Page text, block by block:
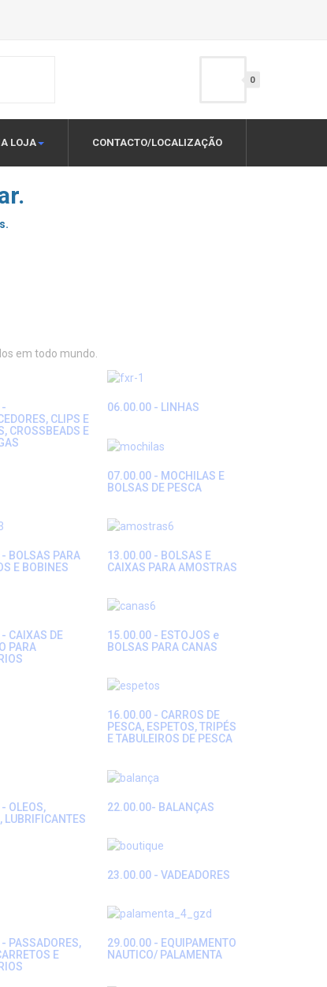
0
LOJA CONTACTO/LOCALIZAÇÃO
em todo mundo.
-
CLIPS E
CROSSBEADS E
06.00.00 - LINHAS
07.00.00 - MOCHILAS E
BOLSAS DE PESCA
BOLSAS PARA
E BOBINES
13.00.00 - BOLSAS E
CAIXAS PARA AMOSTRAS
CAIXAS DE
PARA
15.00.00 - ESTOJOS e
BOLSAS PARA CANAS
16.00.00 - CARROS DE
PESCA, ESPETOS, TRIPÉS
E TABULEIROS DE PESCA
OLEOS,
LUBRIFICANTES
22.00.00- BALANÇAS
23.00.00 - VADEADORES
PASSADORES,
E
29.00.00 - EQUIPAMENTO
NAUTICO/ PALAMENTA